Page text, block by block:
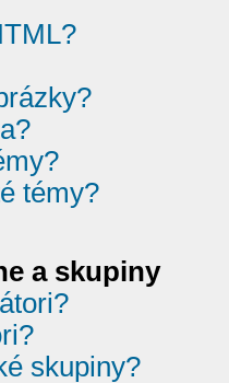
témy?
a skupiny
skupiny?